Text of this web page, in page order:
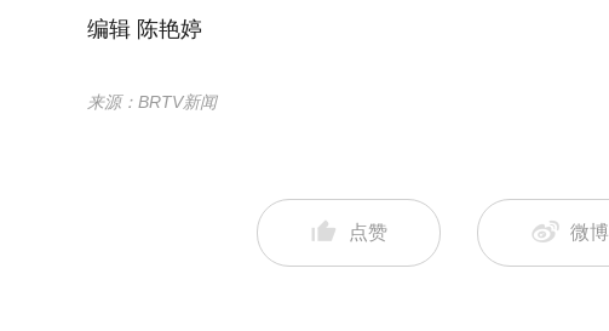
编辑 陈艳婷
来源：BRTV新闻
点赞 微博